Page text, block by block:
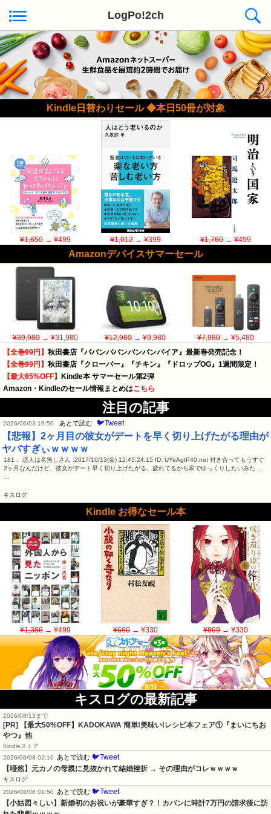
LogPo!2ch
Kindle日替わりセール ◆本日50冊が対象
¥1,650→ ¥499 ¥1,012→ ¥399 ¥1,760→ ¥499
Amazonデバイスサマーセール
¥39,980→ ¥31,980 ¥12,980→ ¥9,980 ¥7,980→ ¥5,480
【全巻99円】 秋田書店『ババンババンバンバンパイア』最新巻発売記念！
【全巻99円】 秋田書店『クローバー』『チキン』『ドロップOG』1週間限定！
【最大65%OFF】
Kindle本 サマーセール第2弾
Amazon・Kindleのセール情報まとめはこちら
注目の記事
2026/06/03 19:50 あとで読む 🐦Tweet
【悲報】2ヶ月目の彼女がデートを早く切り上げたがる理由が
ヤバすぎぃｗｗｗｗ
181： 恋人は名無しさん :2017/10/13(金) 12:45:24.15 ID: UYeAgtP40.net 付き合ってもうすぐ
2ヶ月なんだけど、彼女がデート早く切り上げたがる。疲れてるから家でゆっくりしたいみた ...
…
キスログ
Kindle お得なセール本
¥1,386→ ¥499 ¥660→ ¥330 ¥869→ ¥330
キスログの最新記事
2026/08/13まで
[PR] 【最大50%OFF】KADOKAWA 簡単!美味い!レシピ本フェア①『まいにちお
やつ』他
Kindleストア
2026/08/08 02:10
あとで読む 🐦Tweet
【唖然】元カノの母親に見抜かれて結婚挫折 → その理由がコレｗｗｗｗ
キスログ
2026/08/08 01:50
あとで読む 🐦Tweet
【小姑図々しい】新婚初のお祝いが豪華すぎ？！カバンに時計7万円の請求後に訪